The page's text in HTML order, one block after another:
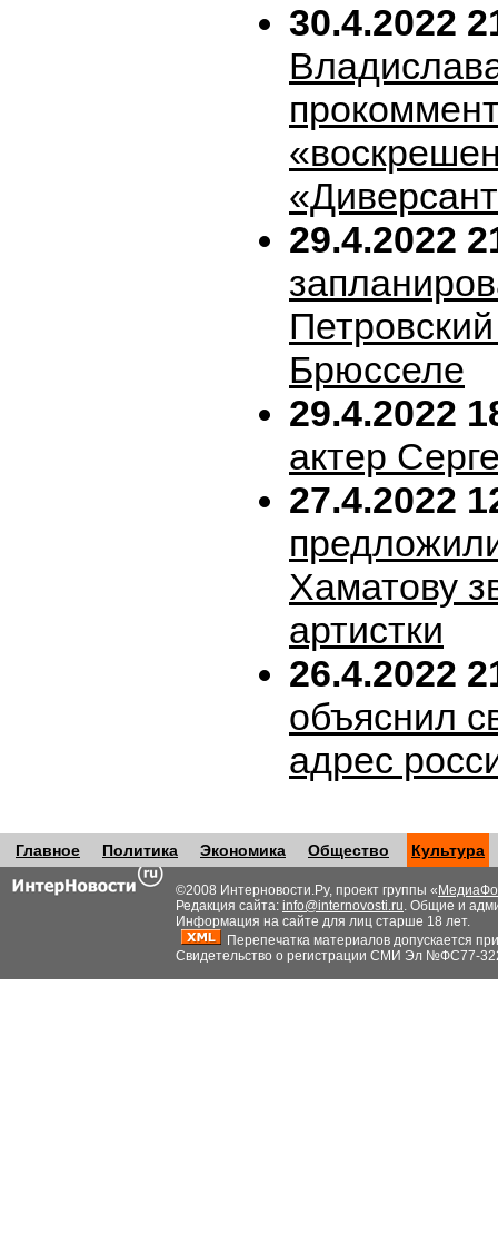
30.4.2022
29.4.2022
Брюсселе
29.4.2022
актер
27.4.2022
Хаматову
артистки
26.4.2022
объяснил
адрес
Главное Политика Экономика Общество Культура
©2008 Интерновости.Ру, проект группы «
Редакция сайта: info@internovosti.ru. Общие и
Информация на сайте для лиц старше 18 лет.
Перепечатка материалов допускается
Свидетельство о регистрации СМИ Эл №ФС77-